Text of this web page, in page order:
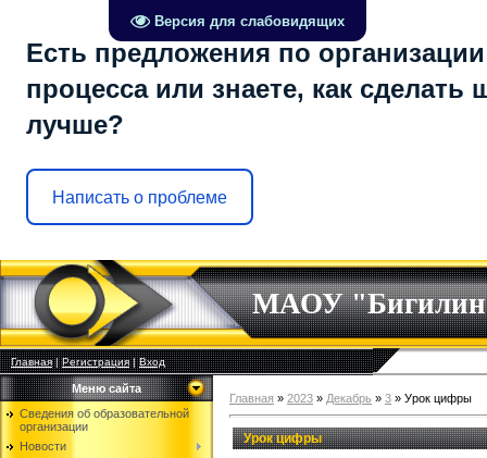
Версия для слабовидящих
Есть предложения по
процесса или знаете, как сделать
лучше?
Написать о проблеме
МАОУ
Главная|Регистрация|Вход
Меню сайта
Сведения об образовательной
организации
Новости
Главная » 2023 » Декабрь » 3 » Урок цифры
Урок цифры